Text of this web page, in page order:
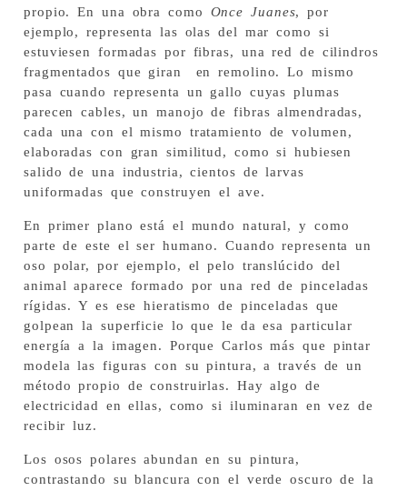
propio. En una obra como Once Juanes, por
ejemplo, representa las olas del mar como si
estuviesen formadas por fibras, una red de cilindros
fragmentados que giran en remolino. Lo mismo
pasa cuando representa un gallo cuyas plumas
parecen cables, un manojo de fibras almendradas,
cada una con el mismo tratamiento de volumen,
elaboradas con gran similitud, como si hubiesen
salido de una industria, cientos de larvas
uniformadas que construyen el ave.
En primer plano está el mundo natural, y como
parte de este el ser humano. Cuando representa un
oso polar, por ejemplo, el pelo translúcido del
animal aparece formado por una red de pinceladas
rígidas. Y es ese hieratismo de pinceladas que
golpean la superficie lo que le da esa particular
energía a la imagen. Porque Carlos más que pintar
modela las figuras con su pintura, a través de un
método propio de construirlas. Hay algo de
electricidad en ellas, como si iluminaran en vez de
recibir luz.
Los osos polares abundan en su pintura,
contrastando su blancura con el verde oscuro de la